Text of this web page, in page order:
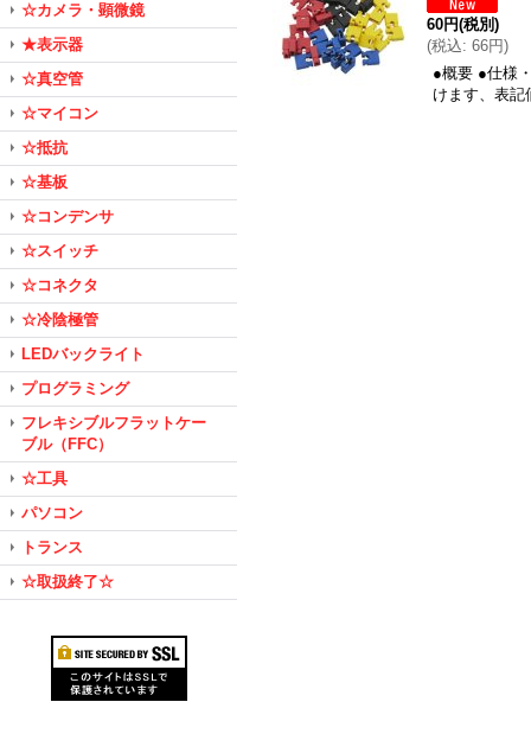
☆カメラ・顕微鏡
★表示器
☆真空管
☆マイコン
☆抵抗
☆基板
☆コンデンサ
☆スイッチ
☆コネクタ
☆冷陰極管
LEDバックライト
プログラミング
フレキシブルフラットケー
ブル（FFC）
☆工具
パソコン
トランス
☆取扱終了☆
60円(税別)
(税込: 66円)
●概要 ●仕様
けます、表記